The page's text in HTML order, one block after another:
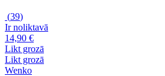
(39)
Ir noliktavā
14,90 €
Likt grozā
Likt grozā
Wenko